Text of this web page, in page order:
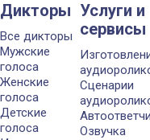
Дикторы
Все дикторы
Мужские
голоса
Женские
голоса
Детские
голоса
Услуги и
сервисы
Сценарии
Озвучка